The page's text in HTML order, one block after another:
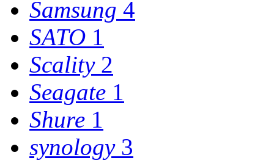
Samsung 4
SATO 1
Scality 2
Seagate 1
Shure 1
synology 3